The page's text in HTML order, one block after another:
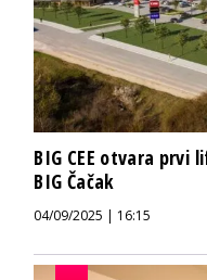
BIG CEE otvara
BIG Čačak
04/09/2025 | 16:15